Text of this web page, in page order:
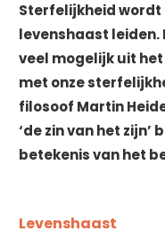
Sterfelijkheid wordt
levenshaast leiden.
veel mogelijk uit
met onze
filosoof Martin
‘de zin van het
betekenis van het
Levenshaast